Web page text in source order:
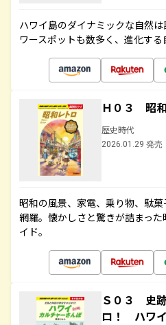
ハワイ島のダイナミックな自然
ワースポットも数多く、進化す
Ｈ０３ 昭
歴史時代
2026.01.29 発売
昭和の風景、家電、乗り物、駄
網羅。懐かしさと驚きが詰まっ
イド。
Ｓ０３ 史
ロ！ ハワ